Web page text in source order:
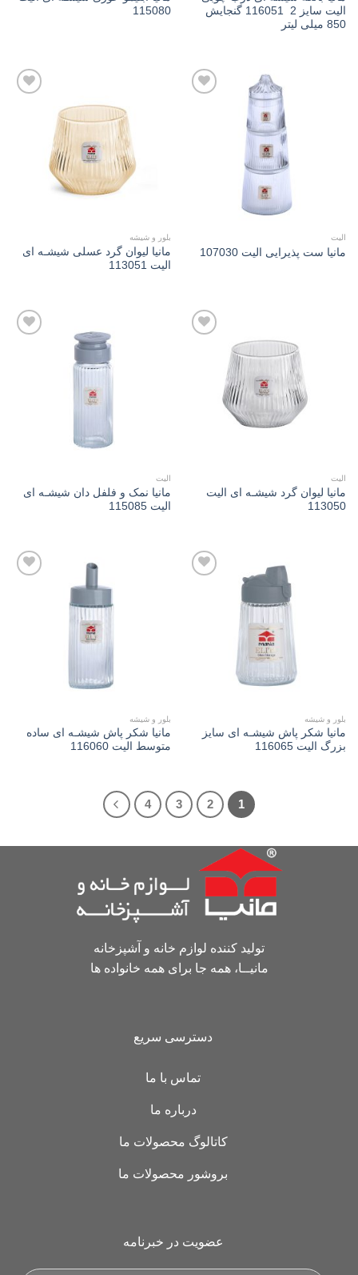
الیت سايز 2 116051 گنجایش
850 میلی لیتر
115080
الیت
مانیا ست پذیرایی الیت 107030
بلور و شیشه
مانیا لیوان گرد عسلی شیشـه ای
الیت 113051
الیت
مانیا لیوان گرد شیشـه ای الیت
113050
الیت
مانیا نمک و فلفل دان شیشـه ای
الیت 115085
بلور و شیشه
مانیا شکر پاش شیشـه ای سايز
بزرگ الیت 116065
بلور و شیشه
مانیا شکر پاش شیشـه ای ساده
متوسط الیت 116060
1
2
3
4
تولید کننده لوازم خانه و آشپزخانه
مانیــا، همه جا برای همه خانواده ها
دسترسی سریع
تماس با ما
درباره ما
کاتالوگ محصولات ما
بروشور محصولات ما
عضویت در خبرنامه